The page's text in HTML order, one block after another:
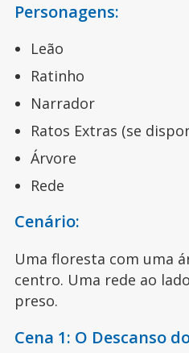
Personagens:
Leão
Ratinho
Narrador
Ratos Extras (se
Árvore
Rede
Cenário:
Uma floresta com uma
centro. Uma rede ao
preso.
Cena 1: O Descanso